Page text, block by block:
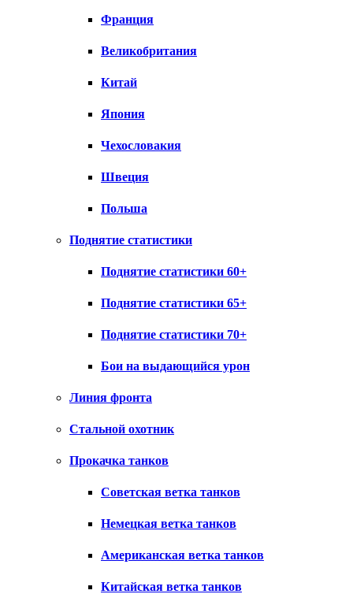
Франция
Великобритания
Китай
Япония
Чехословакия
Швеция
Польша
Поднятие статистики
Поднятие статистики 60+
Поднятие статистики 65+
Поднятие статистики 70+
Бои на выдающийся урон
Линия фронта
Стальной охотник
Прокачка танков
Советская ветка танков
Немецкая ветка танков
Американская ветка танков
Китайская ветка танков